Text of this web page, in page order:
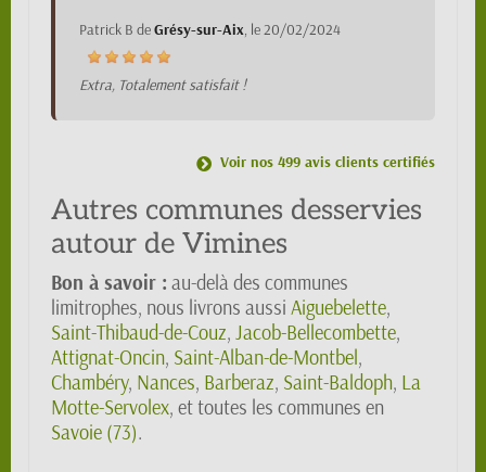
Patrick B deGrésy-sur-Aix, le20/02/2024
Extra, Totalement satisfait !
Voir nos 499 avis clients certifiés
Autres communes desservies
autour de Vimines
Bon à savoir : au-delà des communes
limitrophes, nous livrons aussi Aiguebelette,
Saint-Thibaud-de-Couz, Jacob-Bellecombette,
Attignat-Oncin, Saint-Alban-de-Montbel,
Chambéry, Nances, Barberaz, Saint-Baldoph, La
Motte-Servolex, et toutes les communes en
Savoie (73).